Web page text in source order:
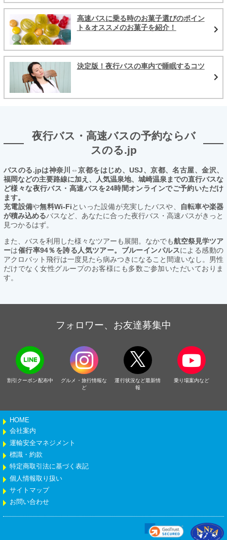
高速バスに乗る時のお菓子選びのポイン
ト＆オススメのお菓子を紹介！
決定版！夜行バスの車内で睡眠するコツ
夜行バス・高速バスの予約ならバ
スのる.jp
バスのる.jpは神奈川⇔京都をはじめ、USJ、京都、名古屋、金沢、
福岡などの主要路線に加え、人気温泉地、城崎温泉までの直行バスな
ど様々な夜行バス・高速バスを24時間オンラインでご予約いただけ
ます。
充電設備や無料Wi-Fiといった設備が充実したバスや、
自転車や楽器
が積み込めるバスなど、あなたに合った夜行バス・高速バスがきっと
見つかるはず。
また、バスを利用した様々なツアーも展開。なかでも航空祭見学ツア
ーは催行率94％を誇る人気ツアー。ブルーインパルスによる感動の
アクロバット飛行は一度見たら病みつきになること間違いなし。男性
だけでなく女性グループのお客様にも多数ご参加いただいておりま
す。
フォロワー、お友達募集中
割引クーポン配布中
グルメ・旅行情報な
ど
運行状況など最新情
報
乗り場案内など
HOME
会社案内
運輸安全マネジメント
標識・約款
特定商取引法に基づく表記
個人情報取り扱い
サイトマップ
お問い合わせ